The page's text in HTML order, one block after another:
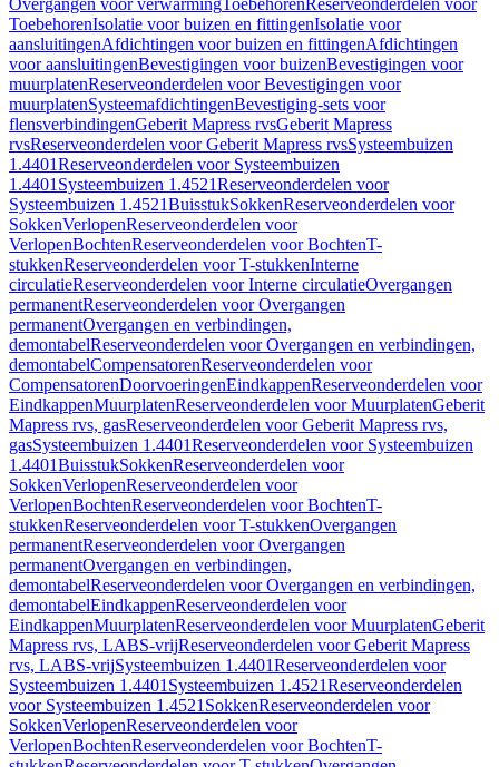
Overgangen voor verwarmingToebehorenReserveonderdelen voor
ToebehorenIsolatie voor buizen en fittingenIsolatie voor
aansluitingenAfdichtingen voor buizen en fittingenAfdichtingen
voor aansluitingenBevestigingen voor buizenBevestigingen voor
muurplatenReserveonderdelen voor Bevestigingen voor
muurplatenSysteemafdichtingenBevestiging-sets voor
flensverbindingenGeberit Mapress rvsGeberit Mapress
rvsReserveonderdelen voor Geberit Mapress rvsSysteembuizen
1.4401Reserveonderdelen voor Systeembuizen
1.4401 Systeembuizen 1.4521Reserveonderdelen voor
Systeembuizen 1.4521BuisstukSokkenReserveonderdelen voor
SokkenVerlopenReserveonderdelen voor
VerlopenBochtenReserveonderdelen voor BochtenT-
stukkenReserveonderdelen voor T-stukkenInterne
circulatieReserveonderdelen voor Interne circulatieOvergangen
permanentReserveonderdelen voor Overgangen
permanentOvergangen en verbindingen,
demontabelReserveonderdelen voor Overgangen en verbindingen,
demontabelCompensatorenReserveonderdelen voor
CompensatorenDoorvoeringenEindkappenReserveonderdelen voor
EindkappenMuurplatenReserveonderdelen voor MuurplatenGeberit
Mapress rvs, gasReserveonderdelen voor Geberit Mapress rvs,
gasSysteembuizen 1.4401Reserveonderdelen voor Systeembuizen
1.4401BuisstukSokkenReserveonderdelen voor
SokkenVerlopenReserveonderdelen voor
VerlopenBochtenReserveonderdelen voor BochtenT-
stukkenReserveonderdelen voor T-stukkenOvergangen
permanentReserveonderdelen voor Overgangen
permanentOvergangen en verbindingen,
demontabelReserveonderdelen voor Overgangen en verbindingen,
demontabelEindkappenReserveonderdelen voor
EindkappenMuurplatenReserveonderdelen voor MuurplatenGeberit
Mapress rvs, LABS-vrijReserveonderdelen voor Geberit Mapress
rvs, LABS-vrijSysteembuizen 1.4401Reserveonderdelen voor
Systeembuizen 1.4401 Systeembuizen 1.4521Reserveonderdelen
voor Systeembuizen 1.4521 SokkenReserveonderdelen voor
SokkenVerlopenReserveonderdelen voor
VerlopenBochtenReserveonderdelen voor BochtenT-